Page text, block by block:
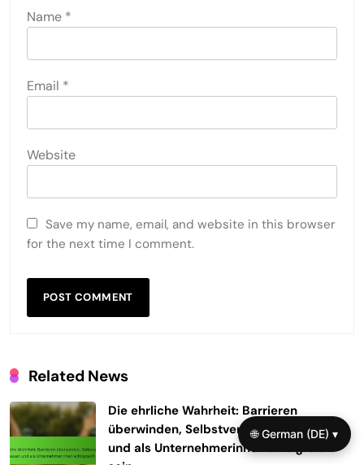
Name *
Email *
Website
Save my name, email, and website in this browser
for the next time I comment.
Related News
Die ehrliche Wahrheit: Barrieren
überwinden, Selbstvertrauen aufbauen
und als Unternehmerinnen erfolgreich
🌐 German (DE) ▾